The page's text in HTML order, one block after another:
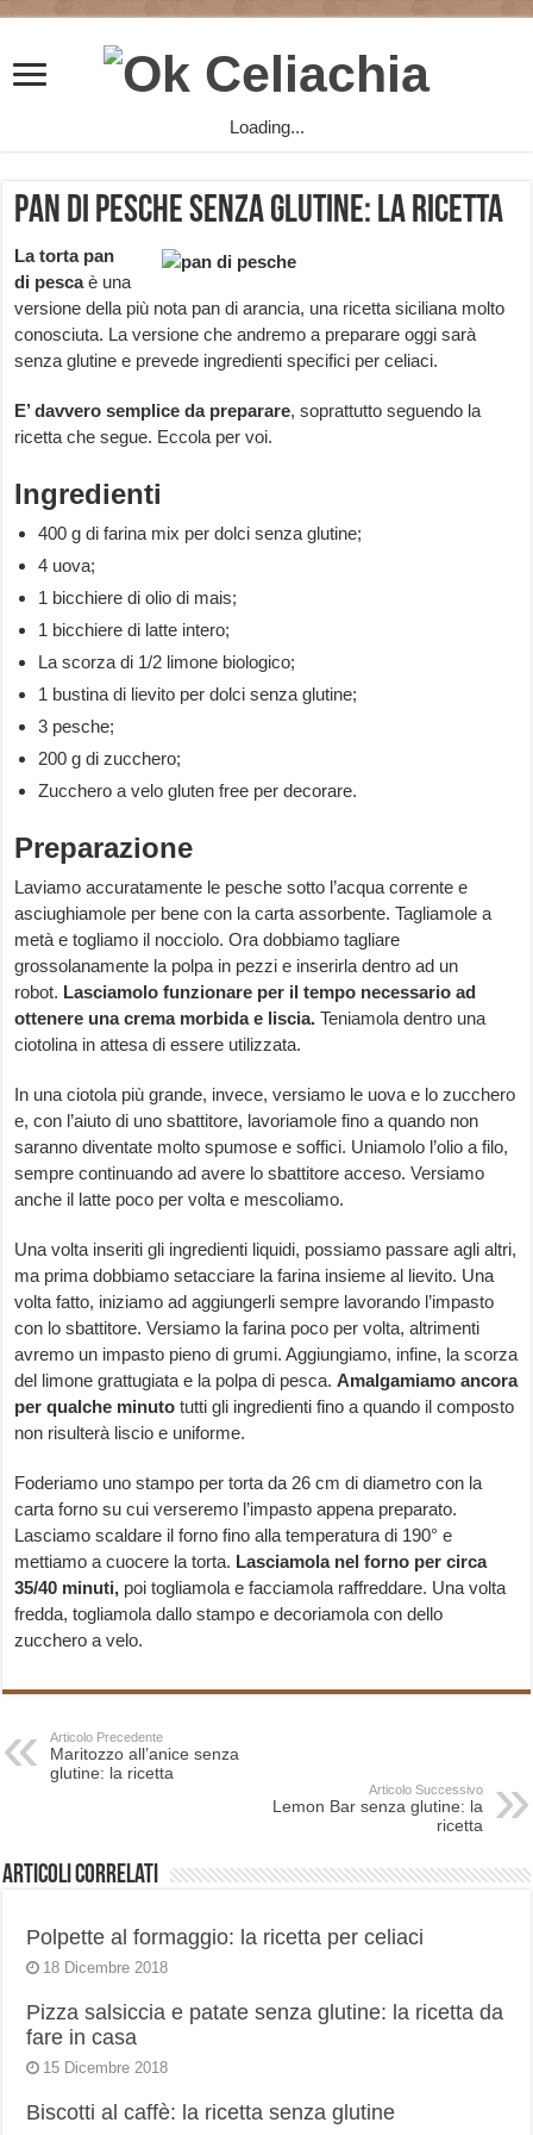
Loading...
Pan di pesche senza glutine: la ricetta
La torta pan
di pescaè una
versione della più nota pan di arancia, una ricetta siciliana molto
conosciuta. La versione che andremo a preparare oggi sarà
senza glutine e prevede ingredienti specifici per celiaci.
E’ davvero semplice da preparare, soprattutto seguendo la
ricetta che segue. Eccola per voi.
Ingredienti
400 g di farina mix per dolci senza glutine;
4 uova;
1 bicchiere di olio di mais;
1 bicchiere di latte intero;
La scorza di 1/2 limone biologico;
1 bustina di lievito per dolci senza glutine;
3 pesche;
200 g di zucchero;
Zucchero a velo gluten free per decorare.
Preparazione
Laviamo accuratamente le pesche sotto l’acqua corrente e
asciughiamole per bene con la carta assorbente. Tagliamole a
metà e togliamo il nocciolo. Ora dobbiamo tagliare
grossolanamente la polpa in pezzi e inserirla dentro ad un
robot. Lasciamolo funzionare per il tempo necessario ad
ottenere una crema morbida e liscia. Teniamola dentro una
ciotolina in attesa di essere utilizzata.
In una ciotola più grande, invece, versiamo le uova e lo zucchero
e, con l’aiuto di uno sbattitore, lavoriamole fino a quando non
saranno diventate molto spumose e soffici. Uniamolo l’olio a filo,
sempre continuando ad avere lo sbattitore acceso. Versiamo
anche il latte poco per volta e mescoliamo.
Una volta inseriti gli ingredienti liquidi, possiamo passare agli altri,
ma prima dobbiamo setacciare la farina insieme al lievito. Una
volta fatto, iniziamo ad aggiungerli sempre lavorando l’impasto
con lo sbattitore. Versiamo la farina poco per volta, altrimenti
avremo un impasto pieno di grumi. Aggiungiamo, infine, la scorza
del limone grattugiata e la polpa di pesca. Amalgamiamo ancora
per qualche minuto tutti gli ingredienti fino a quando il composto
non risulterà liscio e uniforme.
Foderiamo uno stampo per torta da 26 cm di diametro con la
carta forno su cui verseremo l’impasto appena preparato.
Lasciamo scaldare il forno fino alla temperatura di 190° e
mettiamo a cuocere la torta. Lasciamola nel forno per circa
35/40 minuti, poi togliamola e facciamola raffreddare. Una volta
fredda, togliamola dallo stampo e decoriamola con dello
zucchero a velo.
Articolo Precedente
Maritozzo all’anice senza
glutine: la ricetta
Articolo Successivo
Lemon Bar senza glutine: la
ricetta
Articoli correlati
Polpette al formaggio: la ricetta per celiaci
18 Dicembre 2018
Pizza salsiccia e patate senza glutine: la ricetta da
fare in casa
15 Dicembre 2018
Biscotti al caffè: la ricetta senza glutine